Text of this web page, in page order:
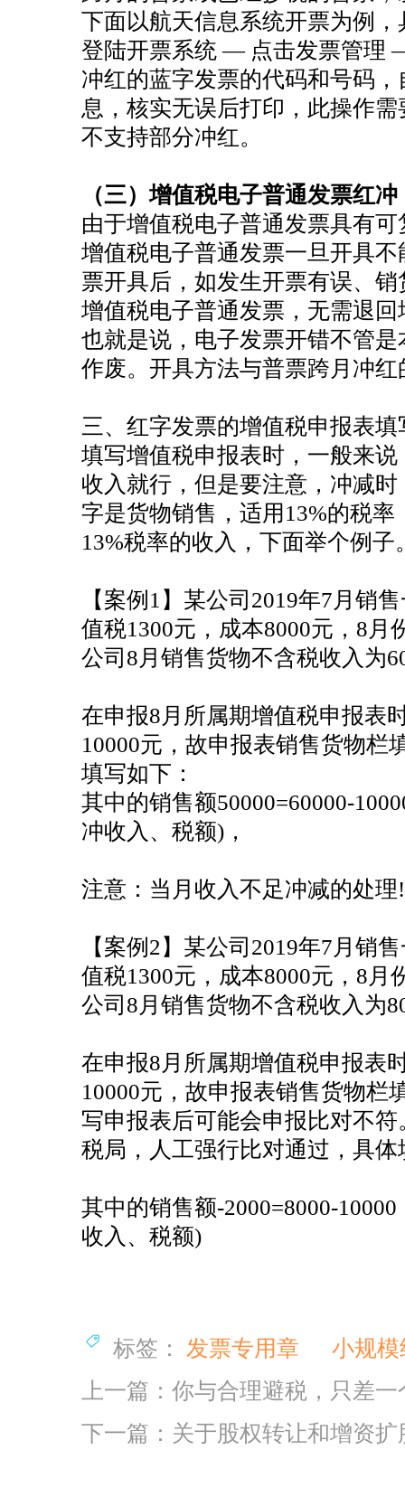
恭喜惠*咨询公司注销成功
恭喜杭州**科技核名成功
恭喜祝小姐 签约公司注册
恭喜汪*公司签约代账
恭喜杭州*贸易有限公司合规成功
恭喜元*商贸商标注册核名成功
恭喜杭州飞*科技代账1年
恭喜冯总公司注册成功
恭喜月*有限公司注销成功
恭喜杭州**科技公司核名成功
恭喜郭总 签约公司注册
下面以航天信息系统开票为例
登陆开票系统 — 点击发票管
冲红的蓝字发票的代码和号码
息，核实无误后打印，此操作
不支持部分冲红。
（三）增值税电子普通发票红冲
由于增值税电子普通发票具有
增值税电子普通发票一旦开具
票开具后，如发生开票有误、
增值税电子普通发票，无需退
也就是说，电子发票开错不管
作废。开具方法与普票跨月冲
三、红字发票的增值税申报表填
填写增值税申报表时，一般来
收入就行，但是要注意，冲减
字是货物销售，适用13%的税
13%税率的收入，下面举个例子
【案例1】某公司2019年7月销
值税1300元，成本8000元，8
公司8月销售货物不含税收入为
在申报8月所属期增值税申报表
10000元，故申报表销售货物栏
填写如下：
其中的销售额50000=60000-
冲收入、税额)，
注意：当月收入不足冲减的处理!
【案例2】某公司2019年7月销
值税1300元，成本8000元，8
公司8月销售货物不含税收入为
在申报8月所属期增值税申报表
10000元，故申报表销售货物栏
写申报表后可能会申报比对不
税局，人工强行比对通过，具体
其中的销售额-2000=8000-
收入、税额)
标签： 发票专用章
小规
上一篇：你与合理避税，只差
下一篇：关于股权转让和增资扩